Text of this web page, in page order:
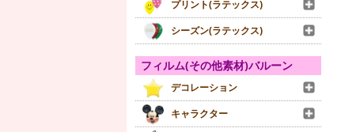
プリント(ラテックス)
シーズン(ラテックス)
フィルム(その他素材)バルーン
デコレーション
キャラクター